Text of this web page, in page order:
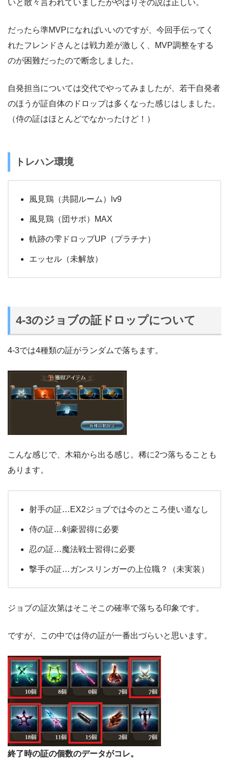
いと散々言われていましたがやはりその説は正しい。
だったら準MVPになればいいのですが、今回手伝ってく
れたフレンドさんとは戦力差が激しく、MVP調整をする
のが困難だったので断念しました。
自発担当については交代でやってみましたが、若干自発者
のほうが証自体のドロップは多くなった感じはしました。
（侍の証はほとんどでなかったけど！）
トレハン環境
風見鶏（共闘ルーム）lv9
風見鶏（団サポ）MAX
軌跡の雫ドロップUP（プラチナ）
エッセル（未解放）
4-3のジョブの証ドロップについて
4-3では4種類の証がランダムで落ちます。
こんな感じで、木箱から出る感じ。稀に2つ落ちることも
あります。
射手の証…EX2ジョブでは今のところ使い道なし
侍の証…剣豪習得に必要
忍の証…魔法戦士習得に必要
撃手の証…ガンスリンガーの上位職？（未実装）
ジョブの証次第はそこそこの確率で落ちる印象です。
ですが、この中では侍の証が一番出づらいと思います。
終了時の証の個数のデータがコレ。